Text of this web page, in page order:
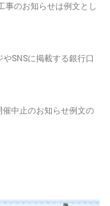
らせ 例 ...
変更のお知 ...
例文のご紹介です。 保
事のお知らせは例文とし
SNSに掲載する銀行口
中止のお知らせ例文の